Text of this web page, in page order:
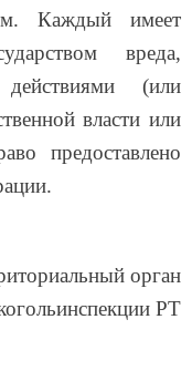
Каждый имеет
вреда,
(или
власти или
предоставлено
орган
РТ